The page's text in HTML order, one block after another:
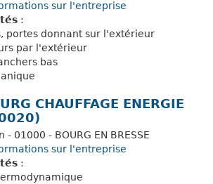
sur l'entreprise
:
portes donnant sur l'extérieur
par l'extérieur
bas
CHAUFFAGE ENERGIE
01000 - BOURG EN BRESSE
sur l'entreprise
: